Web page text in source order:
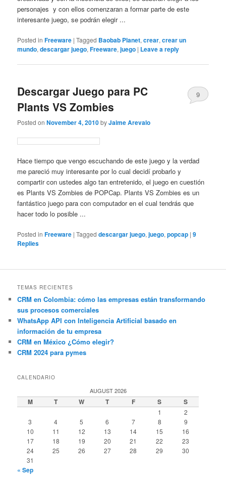
personajes y con ellos comenzaran a formar parte de este
interesante juego, se podrán elegir ...
Posted in Freeware |Tagged Baobab Planet,crear,crear un
mundo,descargar juego,Freeware,juego | Leave a reply
Descargar Juego para PC
Plants VS Zombies
Posted onNovember 4, 2010byJaime Arevalo
9
Hace tiempo que vengo escuchando de este juego y la verdad
me pareció muy interesante por lo cual decidí probarlo y
compartir con ustedes algo tan entretenido, el juego en cuestión
es Plants VS Zombies de POPCap. Plants VS Zombies es un
fantástico juego para con computador en el cual tendrás que
hacer todo lo posible ...
Posted in Freeware |Tagged descargar juego,juego,popcap |9
Replies
TEMAS RECIENTES
CRM en Colombia: cómo las empresas están transformando
sus procesos comerciales
WhatsApp API con Inteligencia Artificial basado en
información de tu empresa
CRM en México ¿Cómo elegir?
CRM 2024 para pymes
CALENDARIO
AUGUST 2026
M T W T F S S
1
2
3
4 5 6 7 8
9
10
11 12 13 14 15
16
17
18 19 20 21 22
23
24
25 26 27 28 29
30
31
« Sep